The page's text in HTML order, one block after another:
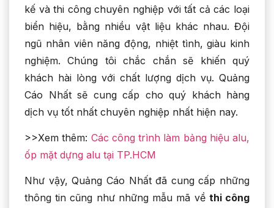
kế và thi công chuyên nghiệp với tất cả các loại
biển hiệu, bằng nhiều vật liệu khác nhau. Đội
ngũ nhân viên năng động, nhiệt tình, giàu kinh
nghiệm. Chúng tôi chắc chắn sẽ khiến quý
khách hài lòng với chất lượng dịch vụ. Quảng
Cáo Nhất sẽ cung cấp cho quý khách hàng
dịch vụ tốt nhất chuyên nghiệp nhất hiện nay.
>>Xem thêm: Các công trình làm bảng hiệu alu,
ốp mặt dựng alu tại TP.HCM
Như vậy, Quảng Cáo Nhất đã cung cấp những
thông tin cũng như những mẫu mã về thi công